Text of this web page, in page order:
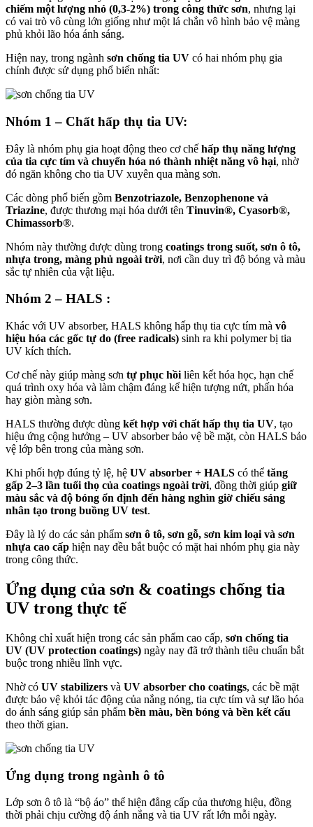
chiếm một lượng nhỏ (0,3-2%) trong công thức sơn, nhưng lại
có vai trò vô cùng lớn giống như một lá chắn vô hình bảo vệ màng
phủ khỏi lão hóa ánh sáng.
Hiện nay, trong ngành sơn chống tia UV có hai nhóm phụ gia
chính được sử dụng phổ biến nhất:
Nhóm 1 – Chất hấp thụ tia UV:
Đây là nhóm phụ gia hoạt động theo cơ chế hấp thụ năng lượng
của tia cực tím và chuyển hóa nó thành nhiệt năng vô hại, nhờ
đó ngăn không cho tia UV xuyên qua màng sơn.
Các dòng phổ biến gồm Benzotriazole, Benzophenone và
Triazine, được thương mại hóa dưới tên Tinuvin®, Cyasorb®,
Chimassorb®.
Nhóm này thường được dùng trong coatings trong suốt, sơn ô tô,
nhựa trong, màng phủ ngoài trời, nơi cần duy trì độ bóng và màu
sắc tự nhiên của vật liệu.
Nhóm 2 – HALS :
Khác với UV absorber, HALS không hấp thụ tia cực tím mà vô
hiệu hóa các gốc tự do (free radicals) sinh ra khi polymer bị tia
UV kích thích.
Cơ chế này giúp màng sơn tự phục hồi liên kết hóa học, hạn chế
quá trình oxy hóa và làm chậm đáng kể hiện tượng nứt, phấn hóa
hay giòn màng sơn.
HALS thường được dùng kết hợp với chất hấp thụ tia UV, tạo
hiệu ứng cộng hưởng – UV absorber bảo vệ bề mặt, còn HALS bảo
vệ lớp bên trong của màng sơn.
Khi phối hợp đúng tỷ lệ, hệ UV absorber + HALS có thể tăng
gấp 2–3 lần tuổi thọ của coatings ngoài trời, đồng thời giúp giữ
màu sắc và độ bóng ổn định đến hàng nghìn giờ chiếu sáng
nhân tạo trong buồng UV test.
Đây là lý do các sản phẩm sơn ô tô, sơn gỗ, sơn kim loại và sơn
nhựa cao cấp hiện nay đều bắt buộc có mặt hai nhóm phụ gia này
trong công thức.
Ứng dụng của sơn & coatings chống tia
UV trong thực tế
Không chỉ xuất hiện trong các sản phẩm cao cấp, sơn chống tia
UV (UV protection coatings) ngày nay đã trở thành tiêu chuẩn bắt
buộc trong nhiều lĩnh vực.
Nhờ có UV stabilizers và UV absorber cho coatings, các bề mặt
được bảo vệ khỏi tác động của nắng nóng, tia cực tím và sự lão hóa
do ánh sáng giúp sản phẩm bền màu, bền bóng và bền kết cấu
theo thời gian.
Ứng dụng trong ngành ô tô
Lớp sơn ô tô là “bộ áo” thể hiện đẳng cấp của thương hiệu, đồng
thời phải chịu cường độ ánh nắng và tia UV rất lớn mỗi ngày.